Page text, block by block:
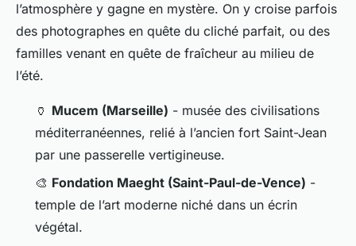
l’atmosphère y gagne en mystère. On y croise parfois
des photographes en quête du cliché parfait, ou des
familles venant en quête de fraîcheur au milieu de
l’été.
🏺 Mucem (Marseille) - musée des civilisations
méditerranéennes, relié à l’ancien fort Saint-Jean
par une passerelle vertigineuse.
🎨 Fondation Maeght (Saint-Paul-de-Vence) -
temple de l’art moderne niché dans un écrin
végétal.